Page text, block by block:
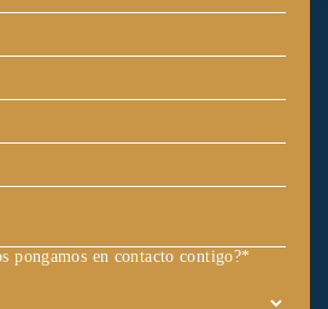
pongamos en contacto contigo?*